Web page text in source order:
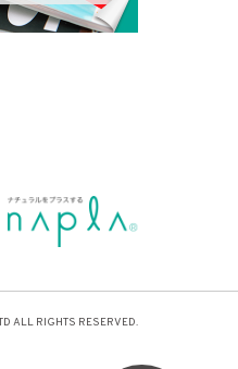
ALL RIGHTS RESERVED.